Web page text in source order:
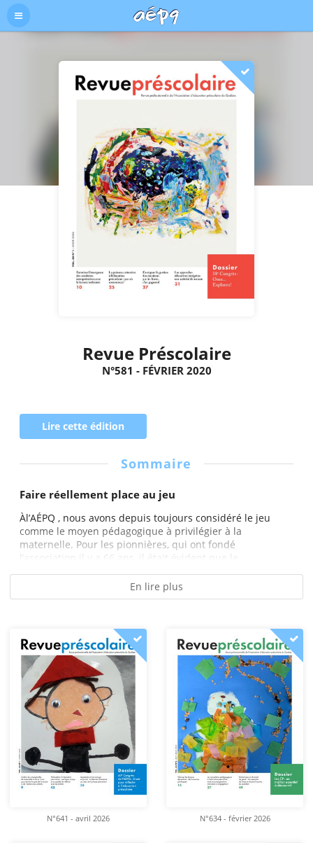
Revue Préscolaire
N°581 - FÉVRIER 2020
Lire cette édition
Sommaire
Faire réellement place au jeu
Àl’AÉPQ , nous avons depuis toujours considéré le jeu
comme le moyen pédagogique à privilégier à la
maternelle. Pour les pionnières, qui ont fondé
l’association il y a 66 ans, il était évident que le...
En lire plus
N°641 - avril 2026 N°634 - février 2026